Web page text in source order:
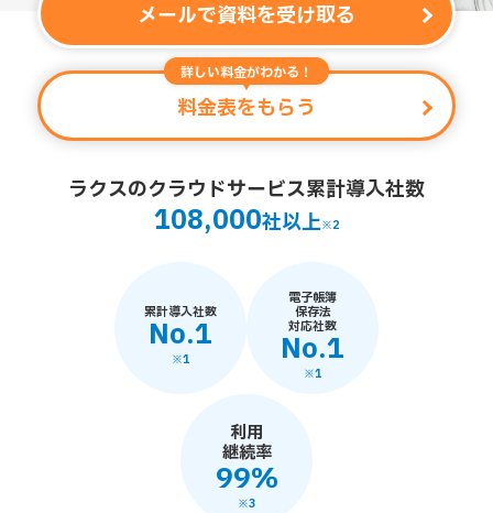
メールで資料を受け取る
詳しい料金がわかる！
料金表をもらう
ラクスのクラウドサービス累計導入社数
108,000社以上※2
累計導入社数
No.1
※1
電子帳簿
保存法
対応社数
No.1
※1
利用
継続率
99%
※3